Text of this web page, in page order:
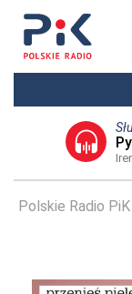
Polskie Radio PiK